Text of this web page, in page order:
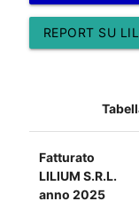
REPORT SU
Fatturato
LILIUM S.R.L.
anno 2025